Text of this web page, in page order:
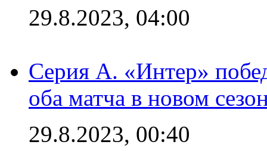
29.8.2023, 04:00
Серия А. «Интер»
оба матча в новом
29.8.2023, 00:40